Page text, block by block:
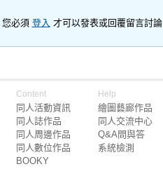
您必須 登入 才可以發表或回覆留言討論
Content
同人活動資訊
同人誌作品
同人周邊作品
同人數位作品
BOOKY
Help
繪圖藝廊作品
同人交流中心
Q&A問與答
系統檢測